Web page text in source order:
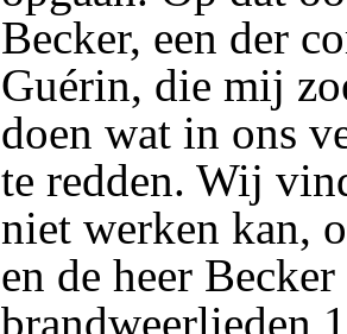
Becker, een der
Guérin, die mij
doen wat in ons
te redden. Wij
niet werken kan,
en de heer
brandweerlieden